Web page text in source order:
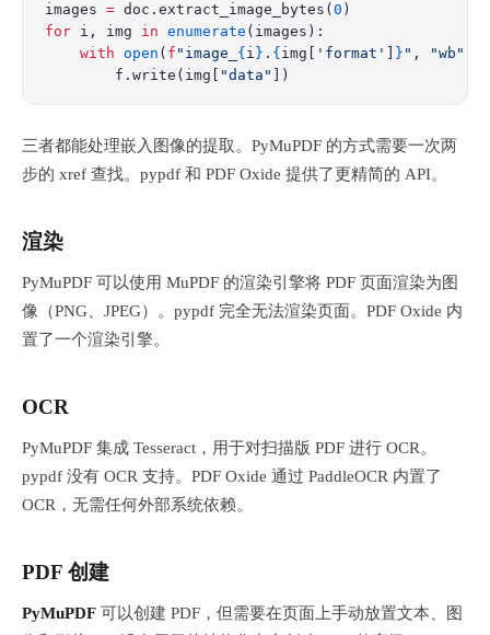
images = doc.extract_image_bytes( 0 )
for i, img in enumerate (images):
    with
open ( f "image_ { i } . { img[ 'format' } " , "wb"
        f.write(img[
"data" ])
三者都能处理嵌入图像的提取。PyMuPDF 的方式需要一次两
步的 xref 查找。pypdf 和 PDF Oxide 提供了更精简的 API。
渲染
PyMuPDF 可以使用 MuPDF 的渲染引擎将 PDF 页面渲染为图
像（PNG、JPEG）。pypdf 完全无法渲染页面。PDF Oxide 内
置了一个渲染引擎。
OCR
PyMuPDF 集成 Tesseract，用于对扫描版 PDF 进行 OCR。
pypdf 没有 OCR 支持。PDF Oxide 通过 PaddleOCR 内置了
OCR，无需任何外部系统依赖。
PDF 创建
PyMuPDF 可以创建 PDF，但需要在页面上手动放置文本、图